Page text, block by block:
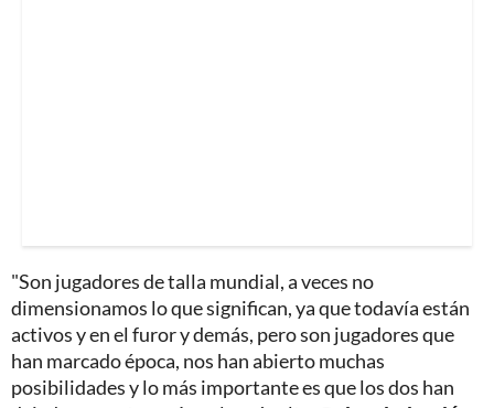
"Son jugadores de talla mundial, a veces no
dimensionamos lo que significan, ya que todavía están
activos y en el furor y demás, pero son jugadores que
han marcado época, nos han abierto muchas
posibilidades y lo más importante es que los dos han